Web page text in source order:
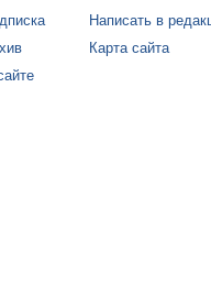
Написать в
Карта сайта